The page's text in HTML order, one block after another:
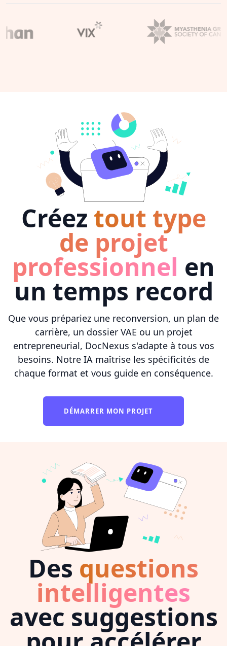
Créez tout type
de projet
professionnel en
un temps record
Que vous prépariez une reconversion, un plan de
carrière, un dossier VAE ou un projet
entrepreneurial, DocNexus s'adapte à tous vos
besoins. Notre IA maîtrise les spécificités de
chaque format et vous guide en conséquence.
DÉMARRER MON PROJET
Des questions
intelligentes
avec suggestions